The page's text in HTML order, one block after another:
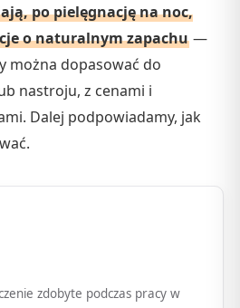
po pielęgnację na noc,
o naturalnym zapachu —
można dopasować do
nastroju, z cenami i
Dalej podpowiadamy, jak
zdobyte podczas pracy w